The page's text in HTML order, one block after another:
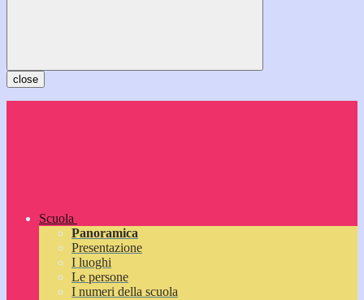
close
Scuola
Panoramica
Presentazione
I luoghi
Le persone
I numeri della scuola